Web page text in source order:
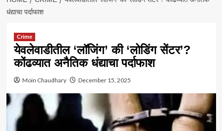
धंद्याचा पर्दाफाश
Crime
येवलेवाडीतील ‘लॉजिंग’ की ‘लोडिंग सेंटर’?
कोंढव्यात अनैतिक धंद्याचा पर्दाफाश
Moin Chaudhary December 15, 2025